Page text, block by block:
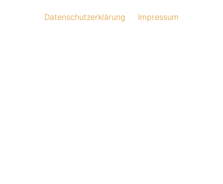
Datenschutzerklärung Impressum